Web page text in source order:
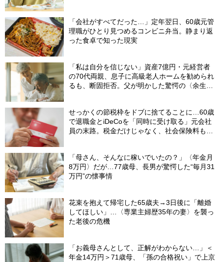
「会社がすべてだった…」定年翌日、60歳元管
理職がひとり見つめるコンビニ弁当。静まり返
った食卓で知った現実
「私は自分を信じない」資産7億円・元経営者
の70代両親、息子に高級老人ホームを勧められ
るも、断固拒否。父が明かした驚愕の〈余生計
せっかくの節税枠をドブに捨てることに…60歳
で退職金とiDeCoを「同時に受け取る」元会社
員の末路。税金だけじゃなく、社会保険料も上
「母さん、そんなに稼いでいたの？」〈年金月
8万円〉だが…77歳母、長男が驚愕した“毎月31
万円”の懐事情
花束を抱えて帰宅した65歳夫→3日後に「離婚
してほしい」…〈専業主婦歴35年の妻〉を襲っ
た老後の危機
「お義母さんとして、正解がわからない…」＜
年金14万円＞71歳母、「孫の合格祝い」で上京